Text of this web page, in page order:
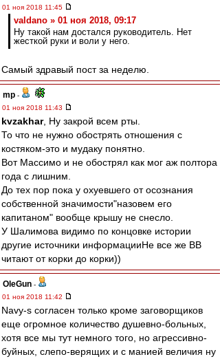
01 ноя 2018 11:45
valdano » 01 ноя 2018, 09:17
Ну такой нам достался руководитель. Нет
жесткой руки и воли у него.
Самый здравый пост за неделю.
mp -
01 ноя 2018 11:43
kvzakhar, Ну закрой всем рты.
То что не нужно обострять отношения с
костяком-это и мудаку понятно.
Вот Массимо и не обострял как мог аж полтора
года с лишним.
До тех пор пока у охуевшего от осознания
собственной значимости"назовем его
капитаном" вообще крышу не снесло.
У Шалимова видимо по концовке истории
другие источники информацииНе все же ВВ
читают от корки до корки))
OleGun -
01 ноя 2018 11:42
Navy-s согласен только кроме заговорщиков
еще огромное количество душевно-больных,
хотя все мы тут немного того, но агрессивно-
буйных, слепо-верящих и с манией величия ну